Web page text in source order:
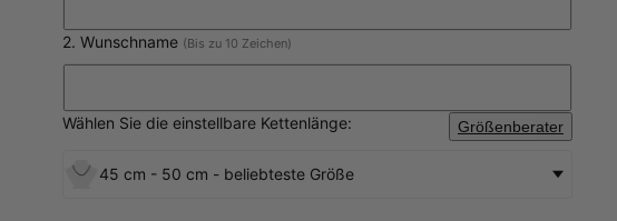
2. Wunschname (Bis zu 10 Zeichen)
Wählen Sie die einstellbare Kettenlänge: Größenberater
45 cm - 50 cm - beliebteste Größe